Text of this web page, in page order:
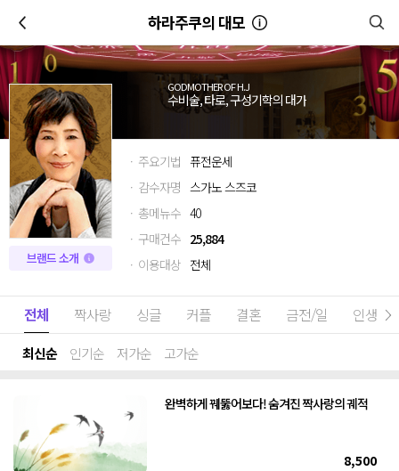
하라주쿠의 대모
GODMOTHER OF H.J
수비술, 타로, 구성기학의 대가
브랜드 소개
· 주요기법 퓨전운세
· 감수자명 스가노 스즈코
· 총메뉴수 40
· 구매건수 25,884
· 이용대상 전체
전체 짝사랑 싱글 커플 결혼 금전/일 인생고
최신순 인기순 저가순 고가순
완벽하게 꿰뚫어보다! 숨겨진 짝사랑의 궤적
8,500